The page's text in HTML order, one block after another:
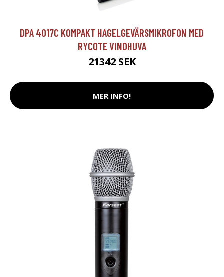
DPA 4017C KOMPAKT HAGELGEVÄRSMIKROFON MED
RYCOTE VINDHUVA
21342 SEK
MER INFO!